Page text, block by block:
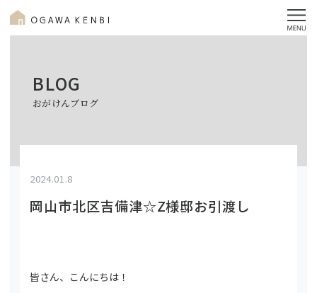
BLOG
おがけんブログ
2024.01.8
岡山市北区吉備津☆Z様邸お引渡し
皆さん、こんにちは！